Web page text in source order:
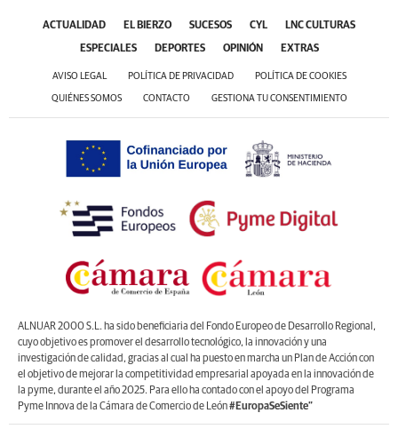
ACTUALIDAD EL BIERZO SUCESOS CYL LNC CULTURAS
AVISO LEGAL POLÍTICA DE PRIVACIDAD POLÍTICA DE COOKIES
QUIÉNES SOMOS CONTACTO GESTIONA TU CONSENTIMIENTO